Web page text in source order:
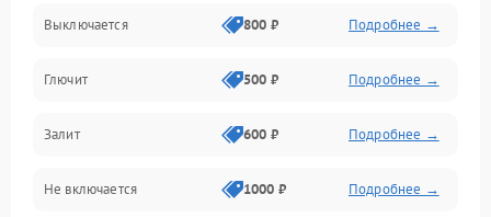
Механические проблемы
Матрица и оптика
Питание и питание цепей
Проблемы с картами памяти
Выключается 800 ₽ Подробнее →
Глючит 500 ₽ Подробнее →
Залит 600 ₽ Подробнее →
Не включается 1000 ₽ Подробнее →